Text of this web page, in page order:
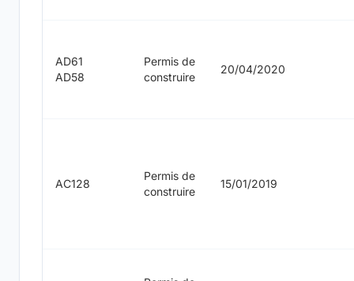
AD61
AD58
Permis de
construire
20/04/2020
AC128
Permis de
construire
15/01/2019